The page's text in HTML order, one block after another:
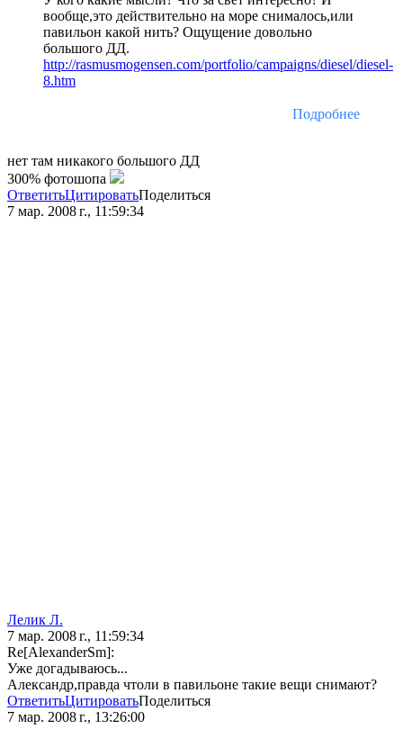
вообще,это действительно на море снималось,или
павильон какой нить? Ощущение довольно
большого ДД.
http://rasmusmogensen.com/portfolio/campaigns/diesel/diesel-
8.htm
Подробнее
нет там никакого большого ДД
300% фотошопа
ОтветитьЦитироватьПоделиться
7 мар. 2008 г., 11:59:34
Лелик Л.
7 мар. 2008 г., 11:59:34
Re[AlexanderSm]:
Уже догадываюсь...
Александр,правда чтоли в павильоне такие вещи снимают?
ОтветитьЦитироватьПоделиться
7 мар. 2008 г., 13:26:00